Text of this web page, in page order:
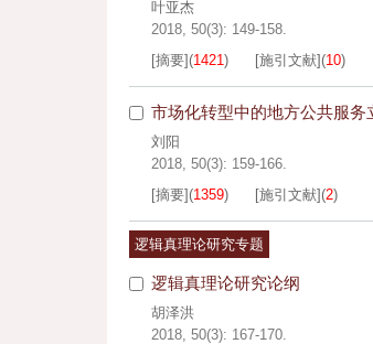
叶亚杰
2018, 50(3): 149-158.
[摘要](1421) [施引文献](10)
市场化转型中的地方公共服
刘阳
2018, 50(3): 159-166.
[摘要](1359) [施引文献](2)
逻辑真理论研究专题
逻辑真理论研究论纲
胡泽洪
2018, 50(3): 167-170.